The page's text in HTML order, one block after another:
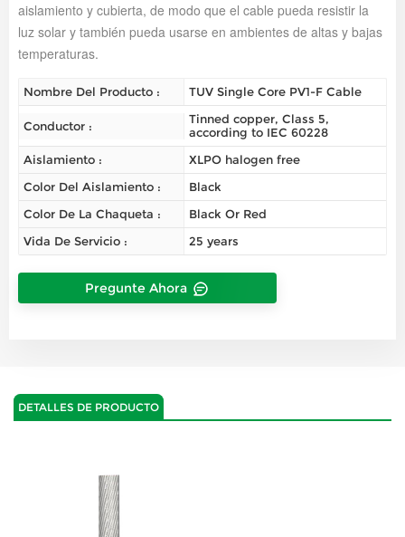
aislamiento y cubierta, de modo que el cable pueda resistir la
luz solar y también pueda usarse en ambientes de altas y bajas
temperaturas.
Nombre Del Producto : TUV Single Core PV1-F Cable
Conductor :
Tinned copper, Class 5,
according to IEC 60228
Aislamiento :
XLPO halogen free
Color Del Aislamiento :
Black
Color De La Chaqueta :
Black Or Red
Vida De Servicio :
25 years
Pregunte Ahora
DETALLES DE PRODUCTO